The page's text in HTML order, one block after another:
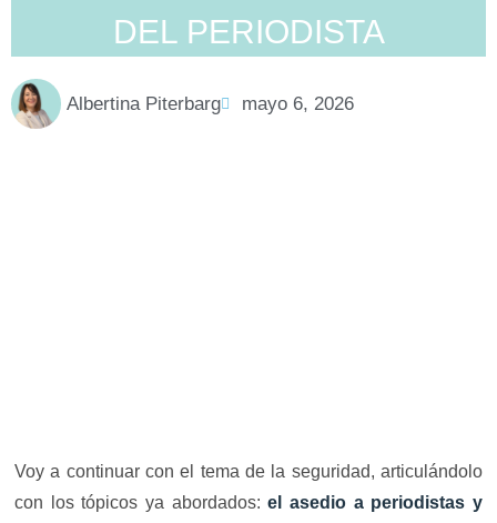
DEL PERIODISTA
Albertina Piterbarg mayo 6, 2026
Voy a continuar con el tema de la seguridad, articulándolo
con los tópicos ya abordados:el asedio a periodistas y